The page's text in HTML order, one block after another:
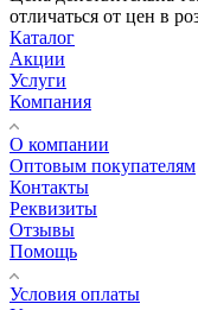
отличаться от цен в
Каталог
Акции
Услуги
Компания
О компании
Оптовым покупателям
Контакты
Реквизиты
Отзывы
Помощь
Условия оплаты